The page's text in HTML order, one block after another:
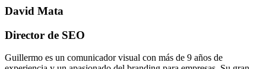
David Mata
Director de SEO
Guillermo es un comunicador visual con más de 9 años de